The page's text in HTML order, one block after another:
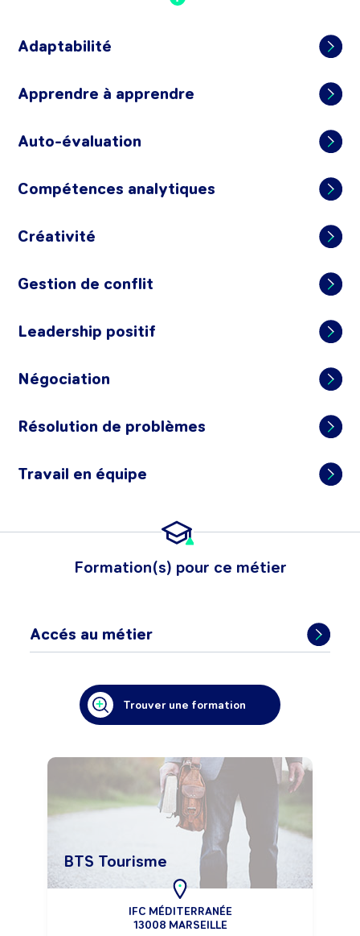
Adaptabilité
Apprendre à apprendre
Auto-évaluation
Compétences analytiques
Créativité
Gestion de conflit
Leadership positif
Négociation
Résolution de problèmes
Travail en équipe
Formation(s) pour ce métier
Accés au métier
Trouver une formation
BTS Tourisme
IFC MÉDITERRANÉE
13008 MARSEILLE